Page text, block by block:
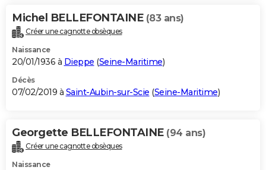
Michel BELLEFONTAINE (83 ans)
Créer une cagnotte obsèques
Naissance
20/01/1936 à Dieppe (Seine-Maritime)
Décès
07/02/2019 à Saint-Aubin-sur-Scie (Seine-Maritime)
Georgette BELLEFONTAINE (94 ans)
Créer une cagnotte obsèques
Naissance